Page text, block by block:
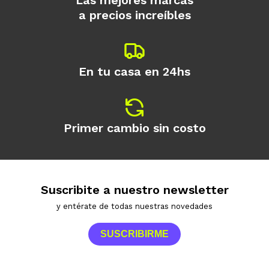
a precios increíbles
En tu casa en 24hs
Primer cambio sin costo
Suscribite a nuestro newsletter
y entérate de todas nuestras novedades
SUSCRIBIRME